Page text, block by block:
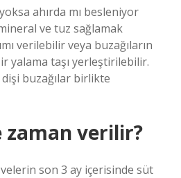
ahırda mı besleniyor
ve tuz sağlamak
verilebilir veya buzağıların
yalama taşı yerleştirilebilir.
buzağılar birlikte
zaman verilir?
son 3 ay içerisinde süt